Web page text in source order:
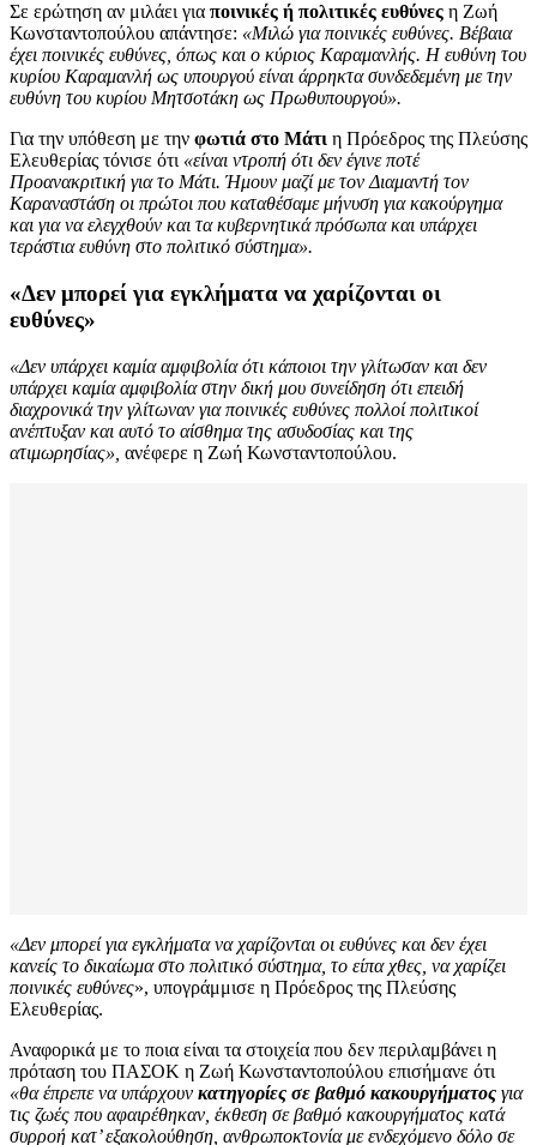
Σε ερώτηση αν μιλάει για ποινικές ή πολιτικές ευθύνες η Ζωή
Κωνσταντοπούλου απάντησε: «Μιλώ για ποινικές ευθύνες. Βέβαια
έχει ποινικές ευθύνες, όπως και ο κύριος Καραμανλής. Η ευθύνη του
κυρίου Καραμανλή ως υπουργού είναι άρρηκτα συνδεδεμένη με την
ευθύνη του κυρίου Μητσοτάκη ως Πρωθυπουργού».
Για την υπόθεση με την φωτιά στο Μάτι η Πρόεδρος της Πλεύσης
Ελευθερίας τόνισε ότι «είναι ντροπή ότι δεν έγινε ποτέ
Προανακριτική για το Μάτι. Ήμουν μαζί με τον Διαμαντή τον
Καραναστάση οι πρώτοι που καταθέσαμε μήνυση για κακούργημα
και για να ελεγχθούν και τα κυβερνητικά πρόσωπα και υπάρχει
τεράστια ευθύνη στο πολιτικό σύστημα».
«Δεν μπορεί για εγκλήματα να χαρίζονται οι
ευθύνες»
«Δεν υπάρχει καμία αμφιβολία ότι κάποιοι την γλίτωσαν και δεν
υπάρχει καμία αμφιβολία στην δική μου συνείδηση ότι επειδή
διαχρονικά την γλίτωναν για ποινικές ευθύνες πολλοί πολιτικοί
ανέπτυξαν και αυτό το αίσθημα της ασυδοσίας και της
ατιμωρησίας», ανέφερε η Ζωή Κωνσταντοπούλου.
«Δεν μπορεί για εγκλήματα να χαρίζονται οι ευθύνες και δεν έχει
κανείς το δικαίωμα στο πολιτικό σύστημα, το είπα χθες, να χαρίζει
ποινικές ευθύνες», υπογράμμισε η Πρόεδρος της Πλεύσης
Ελευθερίας.
Αναφορικά με το ποια είναι τα στοιχεία που δεν περιλαμβάνει η
πρόταση του ΠΑΣΟΚ η Ζωή Κωνσταντοπούλου επισήμανε ότι
«θα έπρεπε να υπάρχουν κατηγορίες σε βαθμό κακουργήματος για
τις ζωές που αφαιρέθηκαν, έκθεση σε βαθμό κακουργήματος κατά
συρροή κατ’ εξακολούθηση, ανθρωποκτονία με ενδεχόμενο δόλο σε